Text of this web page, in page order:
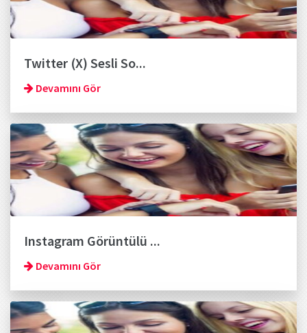
Twitter (X) Sesli So...
Devamını Gör
Instagram Görüntülü ...
Devamını Gör